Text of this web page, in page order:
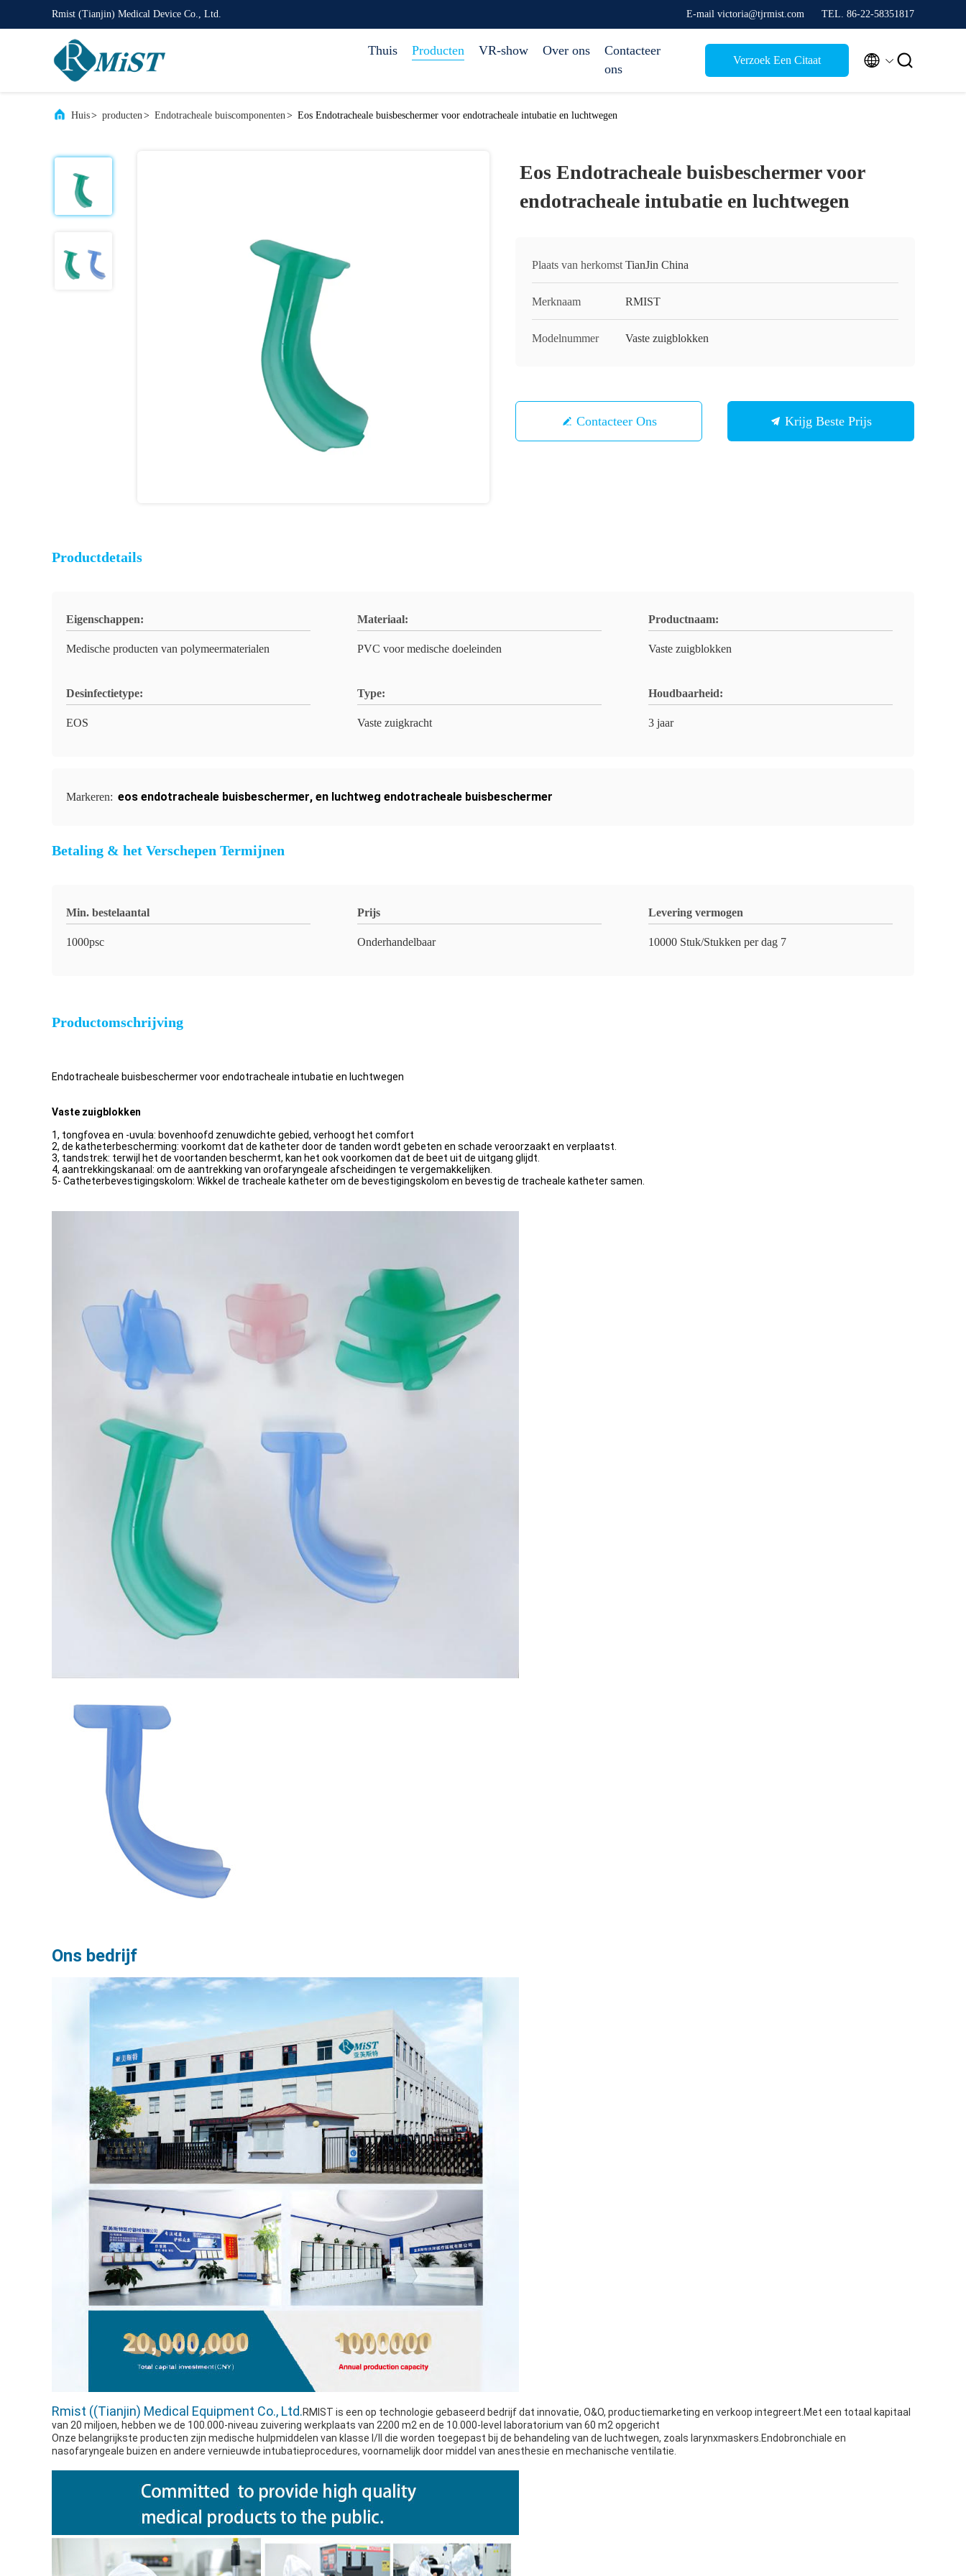
Rmist (Tianjin) Medical Device Co., Ltd. E-mail victoria@tjrmist.com TEL. 86-22-58351817
Thuis Producten VR-show Over ons
Contacteer
ons
Verzoek Een Citaat  
Huis> producten> Endotracheale buiscomponenten> Eos Endotracheale buisbeschermer voor endotracheale intubatie en luchtwegen
Eos Endotracheale buisbeschermer voor
endotracheale intubatie en luchtwegen
Plaats van herkomst TianJin China
Merknaam RMIST
Modelnummer Vaste zuigblokken
Contacteer Ons Krijg Beste Prijs
Productdetails
Eigenschappen:
Medische producten van polymeermaterialen
Materiaal:
PVC voor medische doeleinden
Productnaam:
Vaste zuigblokken
Desinfectietype:
EOS
Type:
Vaste zuigkracht
Houdbaarheid:
3 jaar
Markeren: eos endotracheale buisbeschermer, en luchtweg endotracheale buisbeschermer
Betaling & het Verschepen Termijnen
Min. bestelaantal
1000psc
Prijs
Onderhandelbaar
Levering vermogen
10000 Stuk/Stukken per dag 7
Productomschrijving
Endotracheale buisbeschermer voor endotracheale intubatie en luchtwegen
Vaste zuigblokken
1, tongfovea en -uvula: bovenhoofd zenuwdichte gebied, verhoogt het comfort
2, de katheterbescherming: voorkomt dat de katheter door de tanden wordt gebeten en schade veroorzaakt en verplaatst.
3, tandstrek: terwijl het de voortanden beschermt, kan het ook voorkomen dat de beet uit de uitgang glijdt.
4, aantrekkingskanaal: om de aantrekking van orofaryngeale afscheidingen te vergemakkelijken.
5- Catheterbevestigingskolom: Wikkel de tracheale katheter om de bevestigingskolom en bevestig de tracheale katheter samen.
Ons bedrijf
Rmist ((Tianjin) Medical Equipment Co., Ltd.RMIST is een op technologie gebaseerd bedrijf dat innovatie, O&O, productiemarketing en verkoop integreert.Met een totaal kapitaal
van 20 miljoen, hebben we de 100.000-niveau zuivering werkplaats van 2200 m2 en de 10.000-level laboratorium van 60 m2 opgericht
Onze belangrijkste producten zijn medische hulpmiddelen van klasse I/II die worden toegepast bij de behandeling van de luchtwegen, zoals larynxmaskers.Endobronchiale en
nasofaryngeale buizen en andere vernieuwde intubatieprocedures, voornamelijk door middel van anesthesie en mechanische ventilatie.